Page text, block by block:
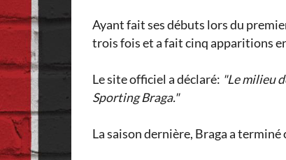
Ayant fait ses débuts lors du
trois fois et a fait cinq apparitions
Le site officiel a déclaré: "Le milieu
Sporting Braga."
La saison dernière, Braga a